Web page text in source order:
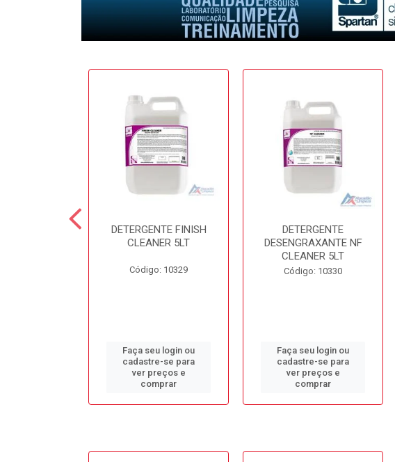
DETERGENTE FINISH
CLEANER 5LT
Código: 10329
Faça seu login ou
cadastre-se para
ver preços e
comprar
DETERGENTE
DESENGRAXANTE NF
CLEANER 5LT
Código: 10330
Faça seu login ou
cadastre-se para
ver preços e
comprar